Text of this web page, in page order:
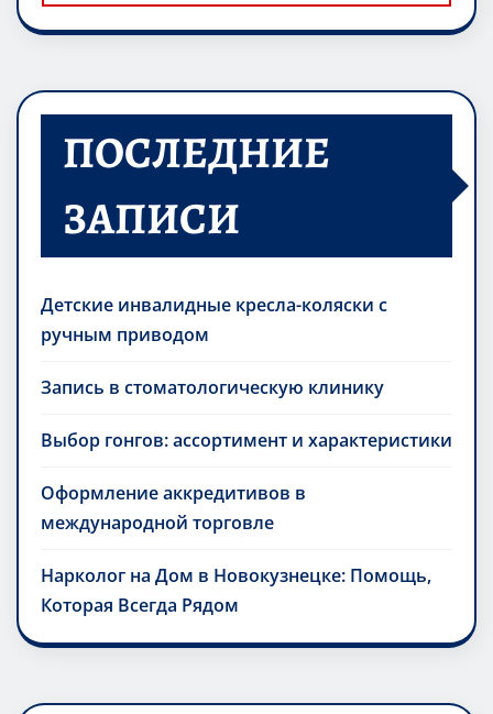
ПОСЛЕДНИЕ
ЗАПИСИ
Детские инвалидные кресла-коляски с
ручным приводом
Запись в стоматологическую клинику
Выбор гонгов: ассортимент и характеристики
Оформление аккредитивов в
международной торговле
Нарколог на Дом в Новокузнецке: Помощь,
Которая Всегда Рядом